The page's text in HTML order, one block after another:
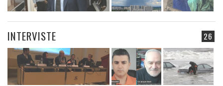
26
INTERVISTE